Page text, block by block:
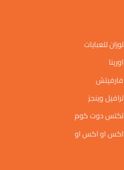
لوزان للعبايات
اورينا
فارفيتش
ترافيل وينجز
تكتس دوت كوم
اكس او اكس او